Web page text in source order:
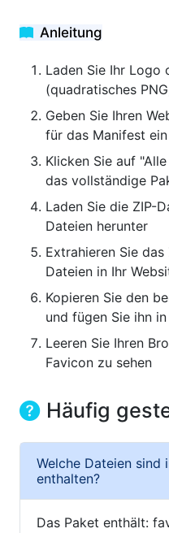
Anleitung
Laden Sie Ihr Logo
(quadratisches
Geben Sie Ihren
für das Manifest ein
Klicken Sie auf
das vollständige
Laden Sie die ZIP-
Dateien herunter
Extrahieren Sie
Dateien in Ihr
Kopieren Sie den
und fügen Sie ihn
Leeren Sie Ihren
Favicon zu sehen
Häufig
Welche Dateien sind
enthalten?
Das Paket enthält: